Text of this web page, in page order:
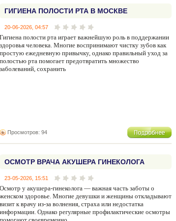
ГИГИЕНА ПОЛОСТИ РТА В МОСКВЕ
20-06-2026, 04:57
Гигиена полости рта играет важнейшую роль в поддержании
здоровья человека. Многие воспринимают чистку зубов как
простую ежедневную привычку, однако правильный уход за
полостью рта помогает предотвратить множество
заболеваний, сохранить
Просмотров: 94
ОСМОТР ВРАЧА АКУШЕРА ГИНЕКОЛОГА
23-05-2026, 15:51
Осмотр у акушера-гинеколога — важная часть заботы о
женском здоровье. Многие девушки и женщины откладывают
визит к врачу из-за волнения, страха или недостатка
информации. Однако регулярные профилактические осмотры